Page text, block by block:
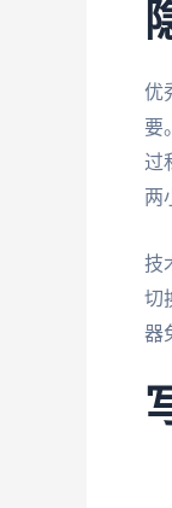
优
要
过
两
技
切
器